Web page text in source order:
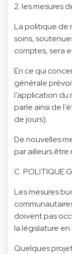
2. les mesures
La politique de
soins,
comptes, sera
En ce qui
générale
l’application
parle ainsi de
de jours).
De nouvelles
par ailleurs être
C. POLITIQUE
Les mesures
doivent pas
la législature
Quelques